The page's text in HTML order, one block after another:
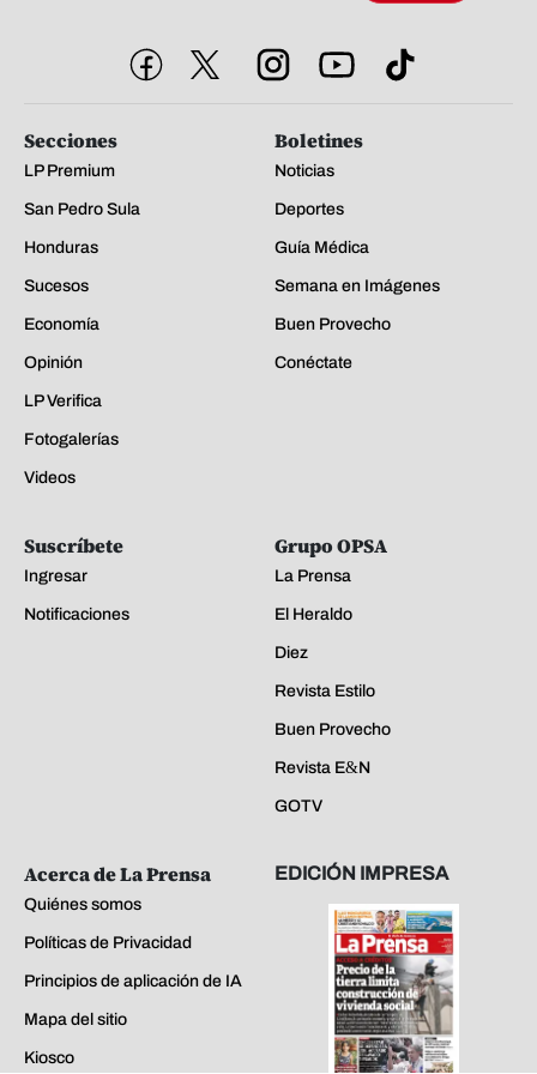
Secciones
LP Premium
San Pedro Sula
Honduras
Sucesos
Economía
Opinión
LP Verifica
Fotogalerías
Videos
Boletines
Noticias
Deportes
Guía Médica
Semana en Imágenes
Buen Provecho
Conéctate
Suscríbete
Ingresar
Notificaciones
Grupo OPSA
La Prensa
El Heraldo
Diez
Revista Estilo
Buen Provecho
Revista E&N
GOTV
Acerca de La Prensa
Quiénes somos
Políticas de Privacidad
Principios de aplicación de IA
Mapa del sitio
Kiosco
EDICIÓN IMPRESA